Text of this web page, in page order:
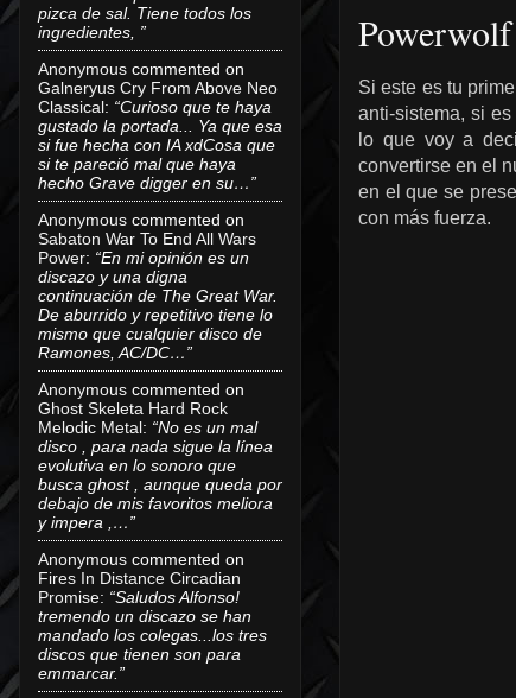
Si este es tu
anti-sistema, si
lo que voy a
convertirse en el
en el que se
con más fuerza.
pizca de sal. Tiene todos los
ingredientes, ”
Anonymous commented on
Galneryus Cry From Above Neo
Classical: “Curioso que te haya
gustado la portada... Ya que esa
si fue hecha con IA xdCosa que
si te pareció mal que haya
hecho Grave digger en su…”
Anonymous commented on
Sabaton War To End All Wars
Power: “En mi opinión es un
discazo y una digna
continuación de The Great War.
De aburrido y repetitivo tiene lo
mismo que cualquier disco de
Ramones, AC/DC…”
Anonymous commented on
Ghost Skeleta Hard Rock
Melodic Metal: “No es un mal
disco , para nada sigue la línea
evolutiva en lo sonoro que
busca ghost , aunque queda por
debajo de mis favoritos meliora
y impera ,…”
Anonymous commented on
Fires In Distance Circadian
Promise: “Saludos Alfonso!
tremendo un discazo se han
mandado los colegas...los tres
discos que tienen son para
emmarcar.”